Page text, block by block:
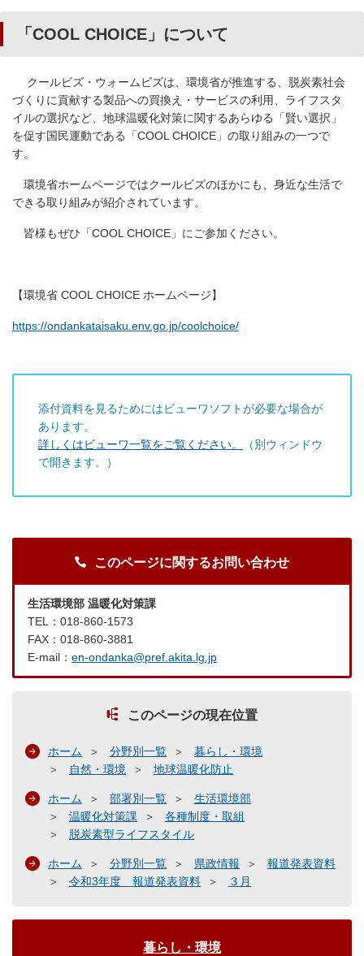
「COOL CHOICE」について
クールビズ・ウォームビズは、環境省が推進する、脱炭素社会
づくりに貢献する製品への買換え・サービスの利用、ライフスタ
イルの選択など、地球温暖化対策に関するあらゆる「賢い選択」
を促す国民運動である「COOL CHOICE」の取り組みの一つで
す。
環境省ホームページではクールビズのほかにも、身近な生活で
できる取り組みが紹介されています。
皆様もぜひ「COOL CHOICE」にご参加ください。
【環境省 COOL CHOICE ホームページ】
https://ondankataisaku.env.go.jp/coolchoice/
添付資料を見るためにはビューワソフトが必要な場合が
あります。
詳しくはビューワ一覧をご覧ください。
（別ウィンドウ
で開きます。）
このページに関するお問い合わせ
生活環境部 温暖化対策課
TEL：018-860-1573
FAX：018-860-3881
E-mail： en-ondanka@pref.akita.lg.jp
このページの現在位置
ホーム 分野別一覧
暮らし・環境
自然・環境
地球温暖化防止
ホーム 部署別一覧
生活環境部
温暖化対策課
各種制度・取組
脱炭素型ライフスタイル
ホーム 分野別一覧 県政情報
報道発表資料
令和3年度 報道発表資料
３月
暮らし・環境